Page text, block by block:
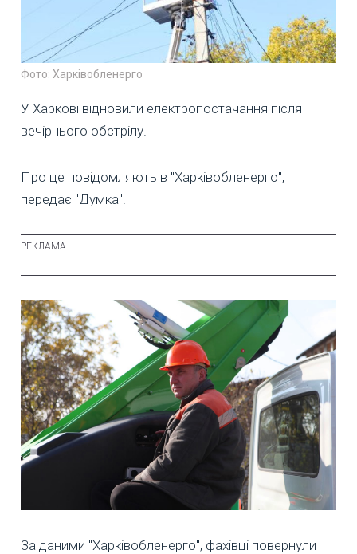
Фото: Харківобленерго
У Харкові відновили електропостачання після
вечірнього обстрілу.
Про це повідомляють в "Харківобленерго",
передає "Думка".
За даними "Харківобленерго", фахівці повернули